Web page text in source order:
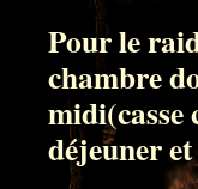
Pour le
chambre
déjeuner